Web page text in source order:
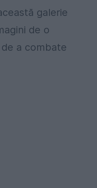
galerie
de o
a combate